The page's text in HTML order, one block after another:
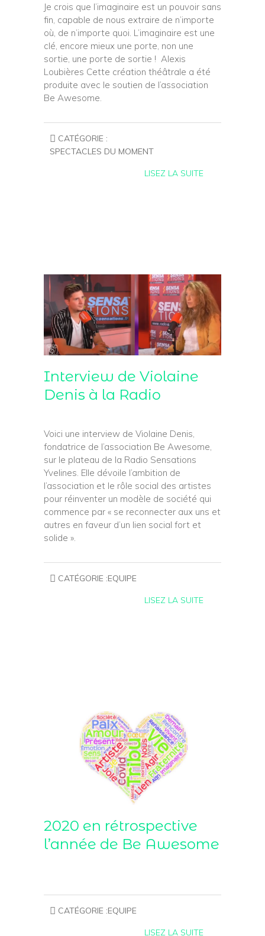
Je crois que l’imaginaire est un pouvoir sans
fin, capable de nous extraire de n’importe
où, de n’importe quoi. L’imaginaire est une
clé, encore mieux une porte, non une
sortie, une porte de sortie ! Alexis
Loubières Cette création théâtrale a été
produite avec le soutien de l’association
Be Awesome.
CATÉGORIE :
SPECTACLES DU MOMENT
LISEZ LA SUITE
Interview de Violaine
Denis à la Radio
Voici une interview de Violaine Denis,
fondatrice de l’association Be Awesome,
sur le plateau de la Radio Sensations
Yvelines. Elle dévoile l’ambition de
l’association et le rôle social des artistes
pour réinventer un modèle de société qui
commence par « se reconnecter aux uns et
autres en faveur d’un lien social fort et
solide ».
CATÉGORIE :EQUIPE
LISEZ LA SUITE
2020 en rétrospective
l’année de Be Awesome
CATÉGORIE :EQUIPE
LISEZ LA SUITE